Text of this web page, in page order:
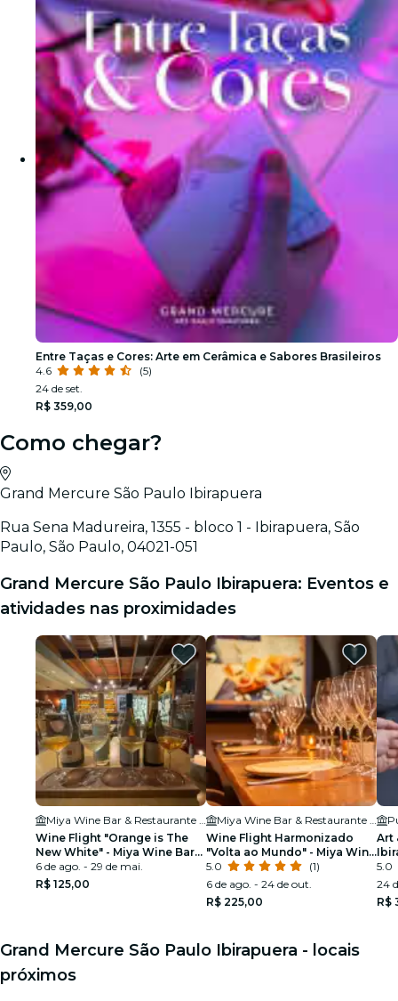
Entre Taças e Cores: Arte em Cerâmica e Sabores Brasileiros
4.6
(5)
24 de set.
R$ 359,00
Como chegar?
Grand Mercure São Paulo Ibirapuera
Rua Sena Madureira, 1355 - bloco 1 - Ibirapuera, São
Paulo, São Paulo, 04021-051
Grand Mercure São Paulo Ibirapuera: Eventos e
atividades nas proximidades
Wine Flight "Orange is The
New White" - Miya Wine Bar
Moema
6 de ago. - 29 de mai.
R$ 125,00
Wine Flight Harmonizado
"Volta ao Mundo" - Miya Wine
Bar Moema
5.0
(1)
6 de ago. - 24 de out.
R$ 225,00
Art
5.0
24
R$
Grand Mercure São Paulo Ibirapuera - locais
próximos